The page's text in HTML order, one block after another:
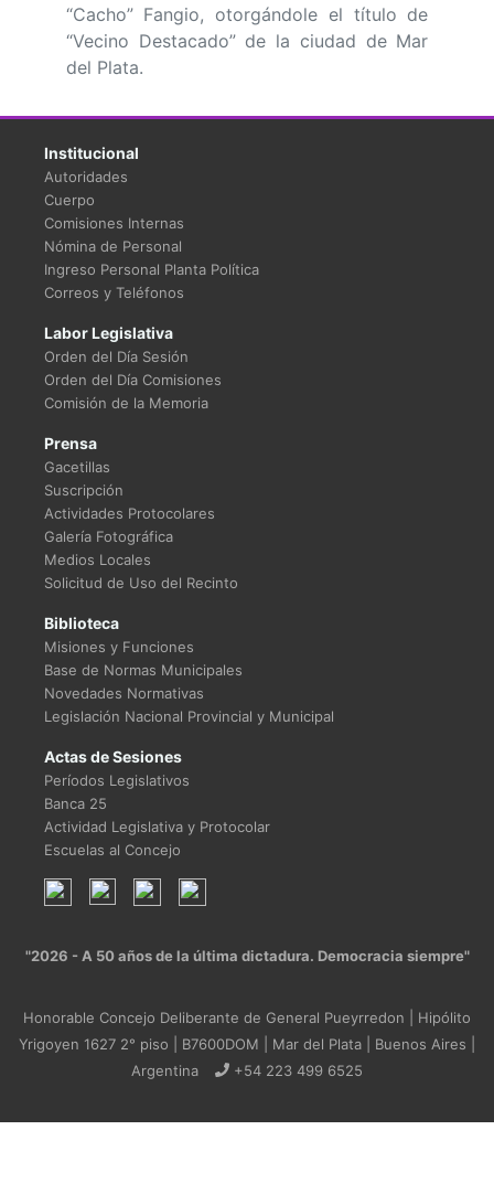
“Cacho” Fangio, otorgándole el título de
“Vecino Destacado” de la ciudad de Mar
del Plata.
Institucional
Autoridades
Cuerpo
Comisiones Internas
Nómina de Personal
Ingreso Personal Planta Política
Correos y Teléfonos
Labor Legislativa
Orden del Día Sesión
Orden del Día Comisiones
Comisión de la Memoria
Prensa
Gacetillas
Suscripción
Actividades Protocolares
Galería Fotográfica
Medios Locales
Solicitud de Uso del Recinto
Biblioteca
Misiones y Funciones
Base de Normas Municipales
Novedades Normativas
Legislación Nacional Provincial y Municipal
Actas de Sesiones
Períodos Legislativos
Banca 25
Actividad Legislativa y Protocolar
Escuelas al Concejo
"2026 - A 50 años de la última dictadura. Democracia siempre"
Honorable Concejo Deliberante de General Pueyrredon | Hipólito
Yrigoyen 1627 2° piso | B7600DOM | Mar del Plata | Buenos Aires |
Argentina
+54 223 499 6525